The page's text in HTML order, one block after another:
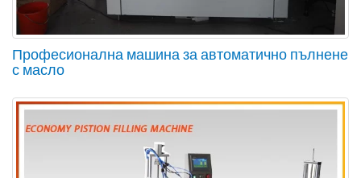
Професионална машина за автоматично пълнене
с масло